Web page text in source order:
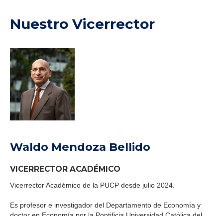
Nuestro Vicerrector
Waldo Mendoza Bellido
VICERRECTOR ACADÉMICO
Vicerrector Académico de la PUCP desde julio 2024.
Es profesor e investigador del Departamento de Economía y